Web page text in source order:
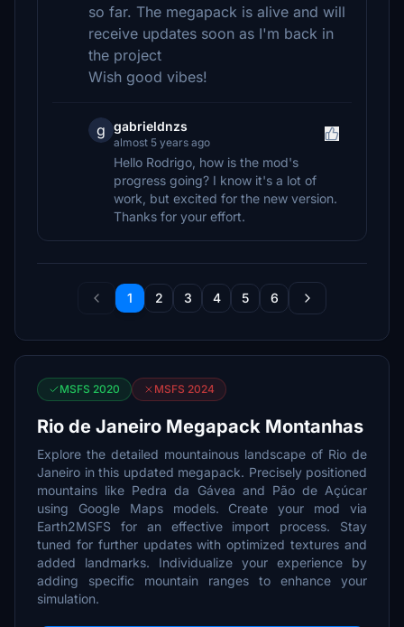
so far. The megapack is alive and will
receive updates soon as I'm back in
the project
Wish good vibes!
g gabrieldnzs
almost 5 years ago
Hello Rodrigo, how is the mod's
progress going? I know it's a lot of
work, but excited for the new version.
Thanks for your effort.
1 2 3 4 5 6
MSFS 2020 MSFS 2024
Rio de Janeiro Megapack Montanhas
Explore the detailed mountainous landscape of Rio de
Janeiro in this updated megapack. Precisely positioned
mountains like Pedra da Gávea and Pão de Açúcar
using Google Maps models. Create your mod via
Earth2MSFS for an effective import process. Stay
tuned for further updates with optimized textures and
added landmarks. Individualize your experience by
adding specific mountain ranges to enhance your
simulation.